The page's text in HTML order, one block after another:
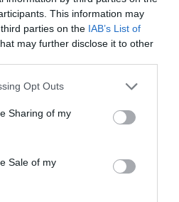
This information may
parties on the IAB’s List of
may further disclose it to other
app uses one or more Google
behaviour. You may click to
and its third-party tags to
purposes in below Google
Opt Outs
Sharing of my
Sale of my